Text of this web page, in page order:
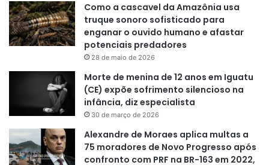
Como a cascavel da Amazônia usa
truque sonoro sofisticado para
enganar o ouvido humano e afastar
potenciais predadores
28 de maio de 2026
Morte de menina de 12 anos em Iguatu
(CE) expõe sofrimento silencioso na
infância, diz especialista
30 de março de 2026
Alexandre de Moraes aplica multas a
75 moradores de Novo Progresso após
confronto com PRF na BR-163 em 2022,